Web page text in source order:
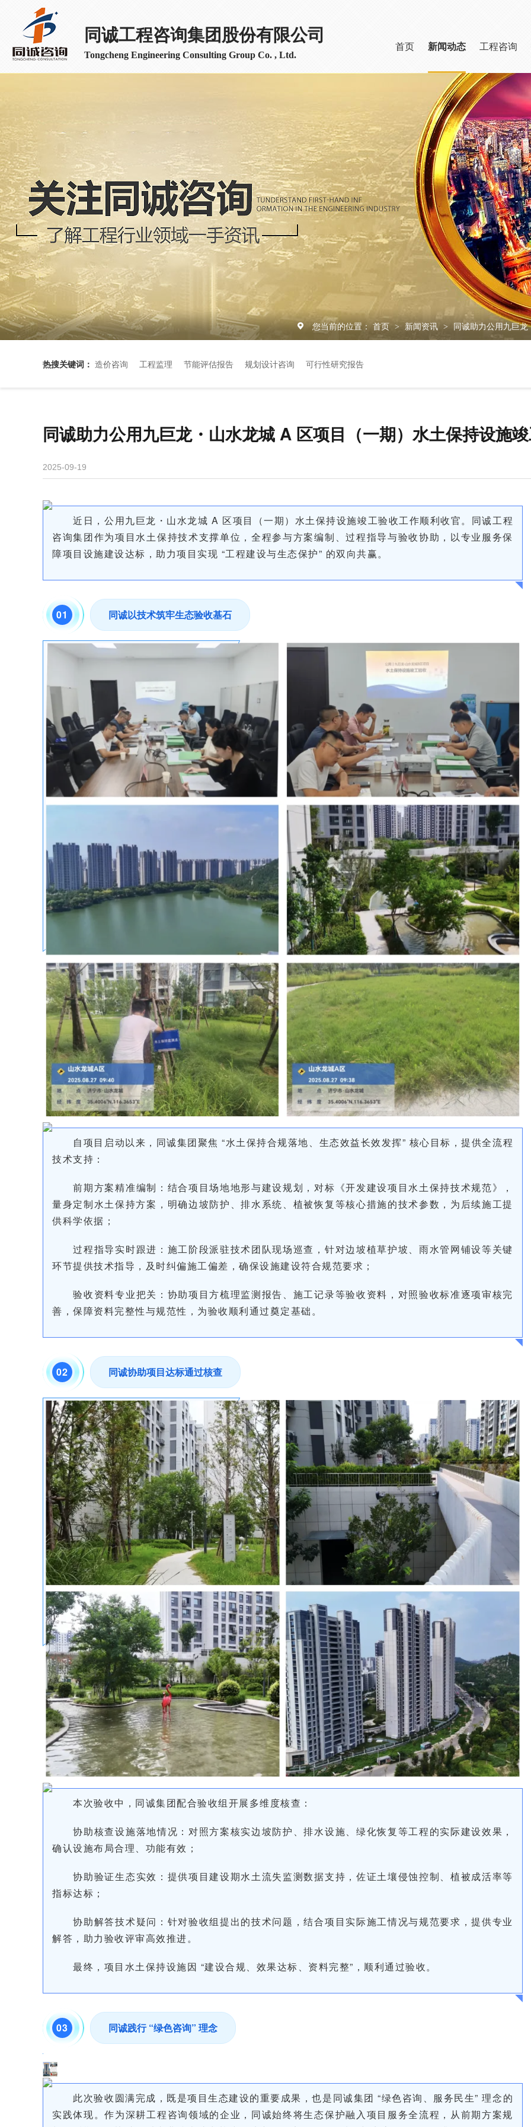
同诚工程咨询集团股份有限公司
Tongcheng Engineering Consulting Group Co. , Ltd.
首页 新闻动态 工程咨询
您当前的位置： 首页 > 新闻资讯 > 同诚助力公用九巨
热搜关键词： 造价咨询 工程监理 节能评估报告 规划设计咨询 可行性研究报告
同诚助力公用九巨龙・山水龙城 A 区项目（一期）水土保持设施
2025-09-19
近日，公用九巨龙・山水龙城 A 区项目（一期）水土保持设施竣工验收工作顺利收官。同诚工程
咨询集团作为项目水土保持技术支撑单位，全程参与方案编制、过程指导与验收协助，以专业服务保
障项目设施建设达标，助力项目实现 “工程建设与生态保护” 的双向共赢。
01 同诚以技术筑牢生态验收基石
自项目启动以来，同诚集团聚焦 “水土保持合规落地、生态效益长效发挥” 核心目标，提供全流程
技术支持：
前期方案精准编制：结合项目场地地形与建设规划，对标《开发建设项目水土保持技术规范》，
量身定制水土保持方案，明确边坡防护、排水系统、植被恢复等核心措施的技术参数，为后续施工提
供科学依据；
过程指导实时跟进：施工阶段派驻技术团队现场巡查，针对边坡植草护坡、雨水管网铺设等关键
环节提供技术指导，及时纠偏施工偏差，确保设施建设符合规范要求；
验收资料专业把关：协助项目方梳理监测报告、施工记录等验收资料，对照验收标准逐项审核完
善，保障资料完整性与规范性，为验收顺利通过奠定基础。
02 同诚协助项目达标通过核查
本次验收中，同诚集团配合验收组开展多维度核查：
协助核查设施落地情况：对照方案核实边坡防护、排水设施、绿化恢复等工程的实际建设效果，
确认设施布局合理、功能有效；
协助验证生态实效：提供项目建设期水土流失监测数据支持，佐证土壤侵蚀控制、植被成活率等
指标达标；
协助解答技术疑问：针对验收组提出的技术问题，结合项目实际施工情况与规范要求，提供专业
解答，助力验收评审高效推进。
最终，项目水土保持设施因 “建设合规、效果达标、资料完整”，顺利通过验收。
03 同诚践行 “绿色咨询” 理念
此次验收圆满完成，既是项目生态建设的重要成果，也是同诚集团 “绿色咨询、服务民生” 理念的
实践体现。作为深耕工程咨询领域的企业，同诚始终将生态保护融入项目服务全流程，从前期方案规